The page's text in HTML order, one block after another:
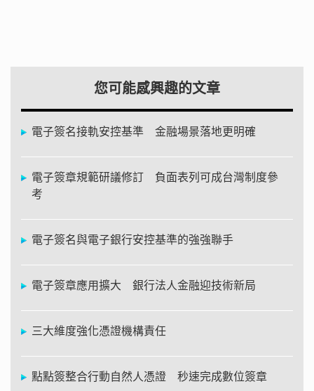
您可能感興趣的文章
電子簽名接軌安控基準 金融場景落地更明確
電子簽章規範研議修訂 負面表列可成台灣制度參
考
電子簽名與電子銀行安控基準的強強聯手
電子簽章應用擴大 銀行法人金融迎技術新局
三大維度強化憑證機構責任
點點簽整合行動自然人憑證 秒速完成數位簽章